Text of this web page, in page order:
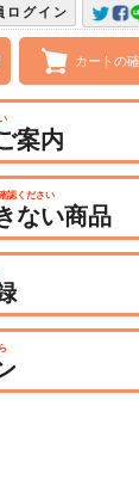
ログイン
カートの
案内
認ください
ない商品